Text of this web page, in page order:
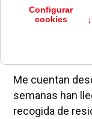
Me cuentan
semanas han
recogida de